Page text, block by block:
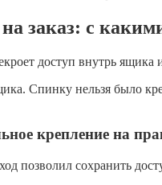
заказ: с
доступ внутрь
Спинку нельзя было
крепление на
позволил сохранить